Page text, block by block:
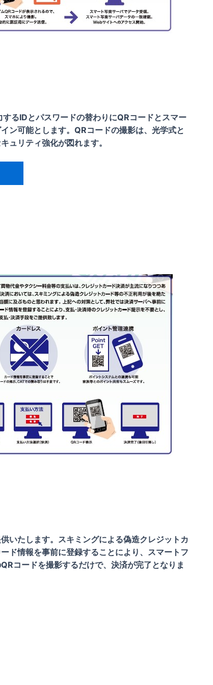
るIDとパスワードの替わりにQRコードとスマー
ン可能とします。QRコードの撮影は、光学式と
ュリティ強化が図れます。
いたします。スキミングによる偽造クレジットカ
ド情報を事前に登録することにより、スマートフ
コードを撮影するだけで、決済が完了となりま